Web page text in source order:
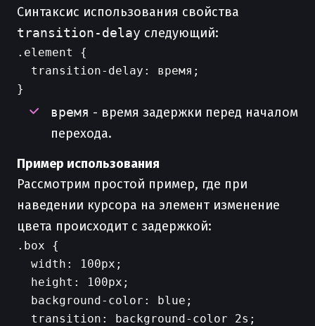
Синтаксис использования свойства
transition-delay следующий:
.element {
  transition-delay: время;
время - время задержки перед началом
перехода.
Пример использования
Рассмотрим простой пример, где при
наведении курсора на элемент изменение
цвета происходит с задержкой:
.box {
  width: 100px;
  height: 100px;
  background-color: blue;
  transition: background-color 2s;